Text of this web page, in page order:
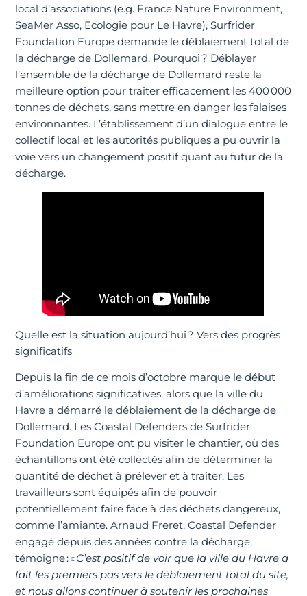
local d’associations (e.g. France Nature Environment,
SeaMer Asso, Ecologie pour Le Havre), Surfrider
Foundation Europe demande le déblaiement total de
la décharge de Dollemard. Pourquoi ? Déblayer
l’ensemble de la décharge de Dollemard reste la
meilleure option pour traiter efficacement les 400 000
tonnes de déchets, sans mettre en danger les falaises
environnantes. L’établissement d’un dialogue entre le
collectif local et les autorités publiques a pu ouvrir la
voie vers un changement positif quant au futur de la
décharge.
Quelle est la situation aujourd’hui ? Vers des progrès
significatifs
Depuis la fin de ce mois d’octobre marque le début
d’améliorations significatives, alors que la ville du
Havre a démarré le déblaiement de la décharge de
Dollemard. Les Coastal Defenders de Surfrider
Foundation Europe ont pu visiter le chantier, où des
échantillons ont été collectés afin de déterminer la
quantité de déchet à prélever et à traiter. Les
travailleurs sont équipés afin de pouvoir
potentiellement faire face à des déchets dangereux,
comme l’amiante. Arnaud Freret, Coastal Defender
engagé depuis des années contre la décharge,
témoigne : «C’est positif de voir que la ville du Havre a
fait les premiers pas vers le déblaiement total du site,
et nous allons continuer à soutenir les prochaines